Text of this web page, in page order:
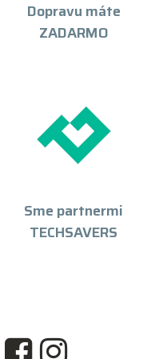
Dopravu máte
ZADARMO
Sme partnermi
TECHSAVERS